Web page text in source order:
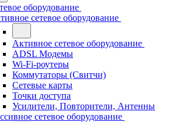
оборудование
сетевое оборудование
Активное сетевое оборудование
ADSL Модемы
Wi-Fi-роутеры
Коммутаторы (Свитчи)
Сетевые карты
Точки доступа
Усилители, Повторители, Антенны
сетевое оборудование